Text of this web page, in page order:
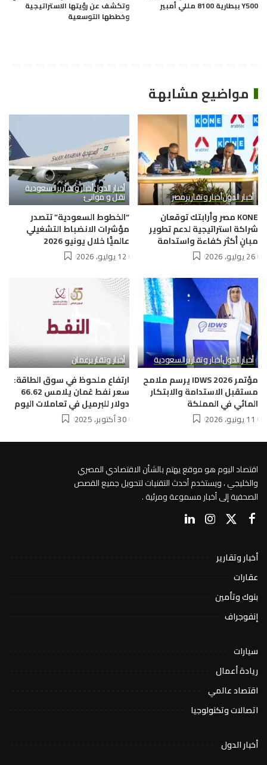
Y500 ببطارية 8100 مللي أمبير وتكشف عن رؤيتها الاستراتيجية
وخططها التوسعية
مواضيع مشابهة
أخبار الدولأخبار وتقاريرمصر
KONE مصر وأرابتك توقعان
شراكة استراتيجية لدعم تطوير
مبانٍ أكثر كفاءة واستدامة
26 يوليو، 2026
أخبار الدولأخبار وتقاريرالسعودية
نقل و موانئ
“الخطوط السعودية” تتصدر
مؤشرات الانضباط التشغيلي
عالميًّا خلال يونيو 2026
12 يوليو، 2026
أخبار الدولأخبار وتقاريرالسعودية
مؤتمر IDWS 2026 يرسم ملامح
مستقبل الاستدامة والابتكار
المائي في المملكة
11 يونيو، 2026
أخبار وتقاريرعمان
ارتفاع ملحوظ في سوق الطاقة:
سعر نفط عُمان يلامس 66.62
دولار للبرميل في تعاملات اليوم
30 أكتوبر، 2025
اقتصاد اليوم هو موقع يهتم بالشأن الاقتصادي المصري
والخليجي ، ويستخدم أحدث التقنيات لتحويل جميع القصص
الصحفية إلى أخبار مسموعة ومرئية .
أخبار وتقارير
عقارات
بنوك وتأمين
إنفوجراف
سيارات
ريادة أعمال
اقتصاد عالمي
اتصالات وتكنولوجيا
أخبار الدول